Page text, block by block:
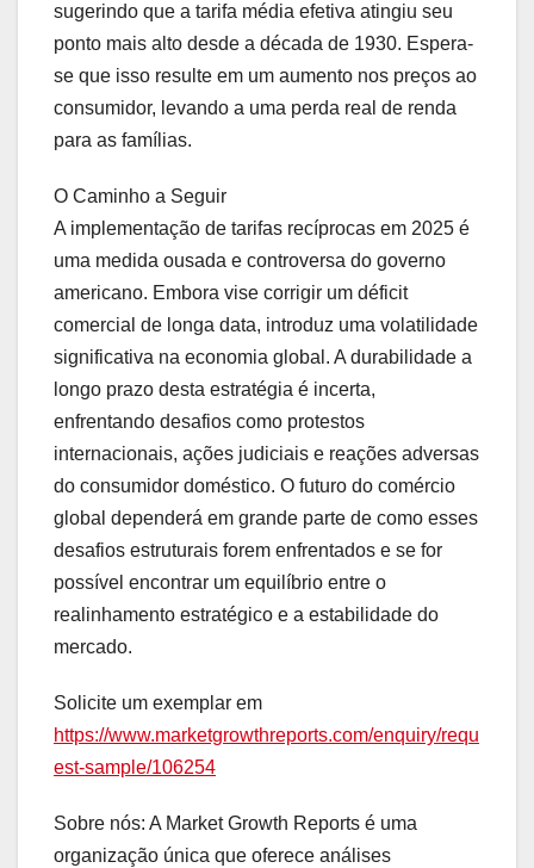
sugerindo que a tarifa média efetiva atingiu seu
ponto mais alto desde a década de 1930. Espera-
se que isso resulte em um aumento nos preços ao
consumidor, levando a uma perda real de renda
para as famílias.
O Caminho a Seguir
A implementação de tarifas recíprocas em 2025 é
uma medida ousada e controversa do governo
americano. Embora vise corrigir um déficit
comercial de longa data, introduz uma volatilidade
significativa na economia global. A durabilidade a
longo prazo desta estratégia é incerta,
enfrentando desafios como protestos
internacionais, ações judiciais e reações adversas
do consumidor doméstico. O futuro do comércio
global dependerá em grande parte de como esses
desafios estruturais forem enfrentados e se for
possível encontrar um equilíbrio entre o
realinhamento estratégico e a estabilidade do
mercado.
Solicite um exemplar em
https://www.marketgrowthreports.com/enquiry/requ
est-sample/106254
Sobre nós: A Market Growth Reports é uma
organização única que oferece análises